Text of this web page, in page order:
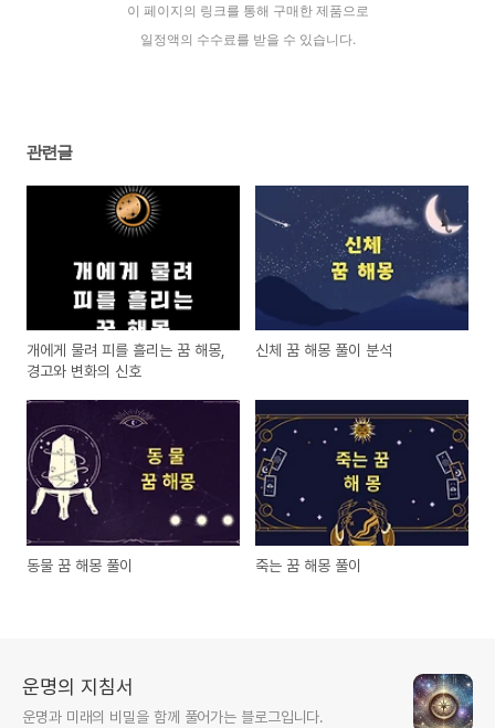
이 페이지의 링크를 통해 구매한 제품으로
일정액의 수수료를 받을 수 있습니다.
관련글
개에게 물려 피를 흘리는 꿈 해몽,
경고와 변화의 신호
신체 꿈 해몽 풀이 분석
동물 꿈 해몽 풀이 죽는 꿈 해몽 풀이
운명의 지침서
운명과 미래의 비밀을 함께 풀어가는 블로그입니다.